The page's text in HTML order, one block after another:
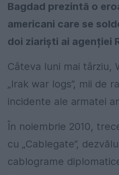
Bagdad prezintă o
americani care se
doi ziariști ai agenției
Câteva luni mai târziu,
„Irak war logs”, mii de
incidente ale armatei
În noiembrie 2010,
cu „Cablegate”,
cablograme